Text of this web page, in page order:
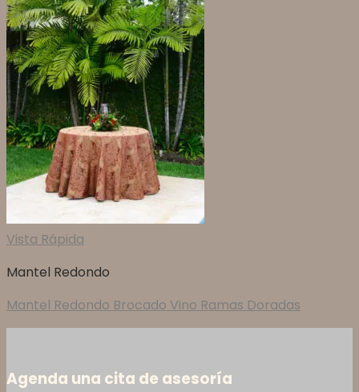
Vista Rápida
Mantel Redondo
Mantel Redondo Brocado Vino Ramas Doradas
Agenda una cita de asesoría